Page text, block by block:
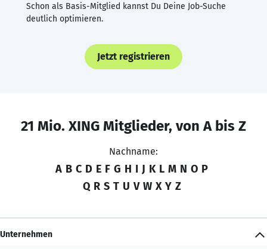
Schon als Basis-Mitglied kannst Du Deine Job-Suche
deutlich optimieren.
Jetzt registrieren
21 Mio. XING Mitglieder, von A bis Z
Nachname:
A B C D E F G H I J K L M N O P
Q R S T U V W X Y Z
Unternehmen